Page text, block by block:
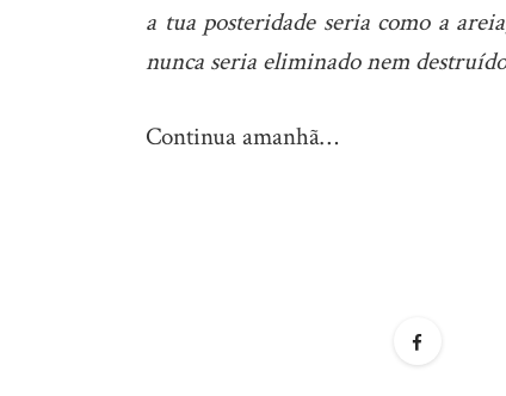
a tua posteridade seria como a
nunca seria eliminado nem
Continua amanhã…